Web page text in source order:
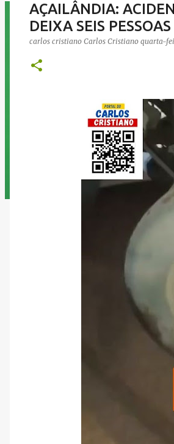
AÇAILÂNDIA:
DEIXA SEIS
carlos cristiano Carlos Cristiano quarta-